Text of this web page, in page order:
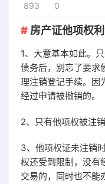
893
0
房产证他项权
1、大意基本如此。
债务后，别忘了要求
理注销登记手续。因
经过申请被撤销的。
2、只有他项权被注
3、他项权证未注销
权还受到限制，没有
交易的，同时也不能